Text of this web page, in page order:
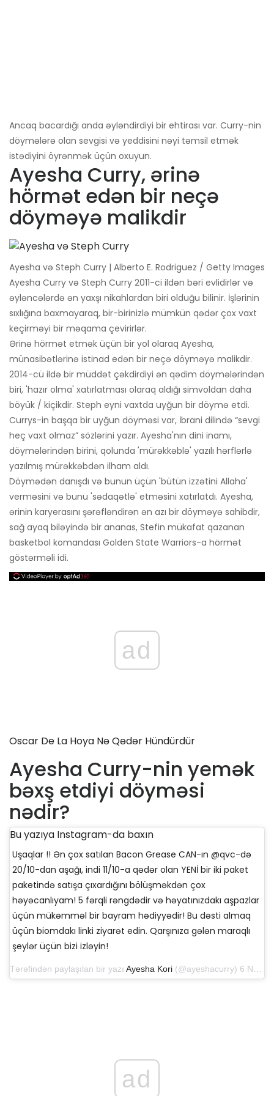
Ancaq bacardığı anda əyləndirdiyi bir ehtirası var. Curry-nin
döymələrə olan sevgisi və yeddisini nəyi təmsil etmək
istədiyini öyrənmək üçün oxuyun.
Ayesha Curry, ərinə
hörmət edən bir neçə
döyməyə malikdir
Ayesha və Steph Curry | Alberto E. Rodriguez / Getty Images
Ayesha Curry və Steph Curry 2011-ci ildən bəri evlidirlər və
əyləncələrdə ən yaxşı nikahlardan biri olduğu bilinir. İşlərinin
sıxlığına baxmayaraq, bir-birinizlə mümkün qədər çox vaxt
keçirməyi bir məqama çevirirlər.
Ərinə hörmət etmək üçün bir yol olaraq Ayesha,
münasibətlərinə istinad edən bir neçə döyməyə malikdir.
2014-cü ildə bir müddət çəkdirdiyi ən qədim döymələrindən
biri, 'hazır olma' xatırlatması olaraq aldığı simvoldan daha
böyük / kiçikdir. Steph eyni vaxtda uyğun bir döymə etdi.
Currys-in başqa bir uyğun döyməsi var, İbrani dilində “sevgi
heç vaxt olmaz” sözlərini yazır. Ayesha'nın dini inamı,
döymələrindən birini, qolunda 'mürəkkəblə' yazılı hərflərlə
yazılmış mürəkkəbdən ilham aldı.
Döymədən danışdı və bunun üçün 'bütün izzətini Allaha'
verməsini və bunu 'sədaqətlə' etməsini xatırlatdı. Ayesha,
ərinin karyerasını şərəfləndirən ən azı bir döyməyə sahibdir,
sağ ayaq biləyində bir ananas, Stefin mükafat qazanan
basketbol komandası Golden State Warriors-a hörmət
göstərməli idi.
ad
Oscar De La Hoya Nə Qədər Hündürdür
Ayesha Curry-nin yemək
bəxş etdiyi döyməsi
nədir?
Bu yazıya Instagram-da baxın
Uşaqlar !! Ən çox satılan Bacon Grease CAN-ın @qvc-də
20/10-dan aşağı, indi 11/10-a qədər olan YENİ bir iki paket
paketində satışa çıxardığını bölüşməkdən çox
həyəcanlıyam! 5 fərqli rəngdədir və həyatınızdakı aşpazlar
üçün mükəmməl bir bayram hədiyyədir! Bu dəsti almaq
üçün biomdakı linki ziyarət edin. Qarşınıza gələn maraqlı
şeylər üçün bizi izləyin!
Tərəfindən paylaşılan bir yazı Ayesha Kori (@ayeshacurry) 6 Noyabr 2019 tarixində, saat 10: 45-də PST
ad